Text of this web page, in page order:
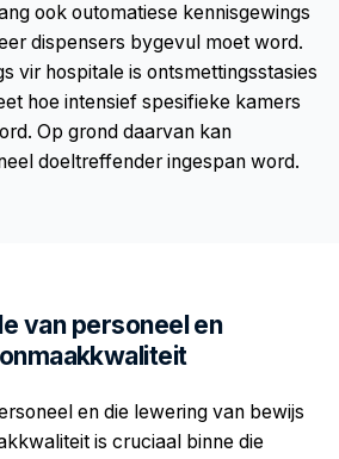
ook outomatiese kennisgewings
dispensers bygevul moet word.
vir hospitale is ontsmettingsstasies
hoe intensief spesifieke kamers
Op grond daarvan kan
doeltreffender ingespan word.
van personeel en
en die lewering van bewijs
is cruciaal binne die